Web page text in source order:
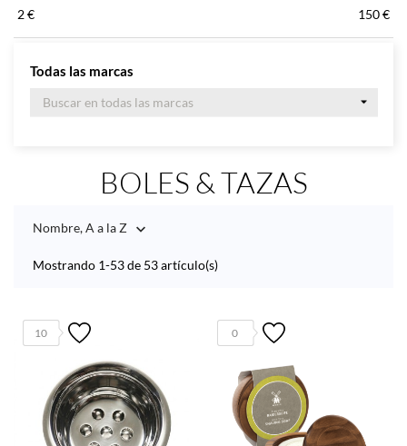
2€ 150€
Todas las marcas
BOLES & TAZAS
Nombre, A a la Z 
Mostrando 1-53 de 53 artículo(s)
10 0